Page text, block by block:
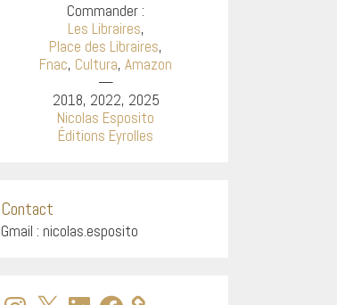
Commander :
Les Libraires,
Place des Libraires,
Fnac, Cultura, Amazon
—
2018, 2022, 2025
Nicolas Esposito
Éditions Eyrolles
Contact
Gmail : nicolas.esposito
Instagram
X LinkedInFacebook